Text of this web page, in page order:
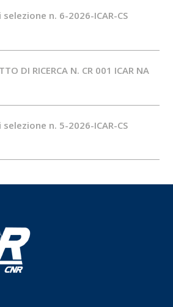
n. 6-2026-ICAR-CS
DI RICERCA N. CR 001 ICAR NA
n. 5-2026-ICAR-CS